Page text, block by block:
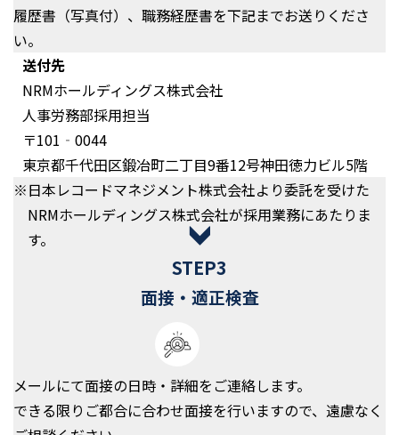
履歴書（写真付）、職務経歴書を下記までお送りくださ
い。
送付先
NRMホールディングス株式会社
⼈事労務部採⽤担当
〒101‐0044
東京都千代⽥区鍛冶町⼆丁⽬9番12号神⽥徳⼒ビル5階
※⽇本レコードマネジメント株式会社より委託を受けた
NRMホールディングス株式会社が採⽤業務にあたりま
す。
STEP3
面接・ 適正検査
メールにて⾯接の⽇時・詳細をご連絡します。
できる限りご都合に合わせ⾯接を⾏いますので、遠慮なく